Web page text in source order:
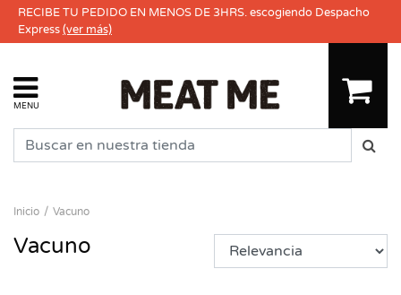
RECIBE TU PEDIDO EN MENOS DE 3HRS. escogiendo Despacho
Express(ver más)
MENU
Inicio Vacuno
Vacuno